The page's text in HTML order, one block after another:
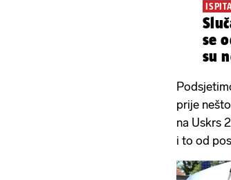
se
su
prije
na Uskrs
i to od